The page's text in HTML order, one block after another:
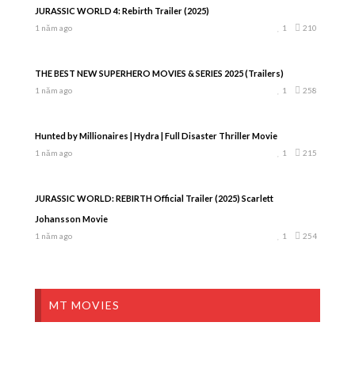
JURASSIC WORLD 4: Rebirth Trailer (2025)
1 năm ago 210
1
THE BEST NEW SUPERHERO MOVIES & SERIES 2025 (Trailers)
1 năm ago 258
1
Hunted by Millionaires | Hydra | Full Disaster Thriller Movie
1 năm ago 215
1
JURASSIC WORLD: REBIRTH Official Trailer (2025) Scarlett
Johansson Movie
1 năm ago 254
1
MT MOVIES